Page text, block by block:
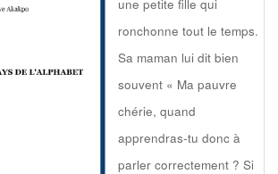
ronchonne tout le temps.
Sa maman lui dit bien
souvent « Ma pauvre
chérie, quand
apprendras-tu donc à
parler correctement ? Si